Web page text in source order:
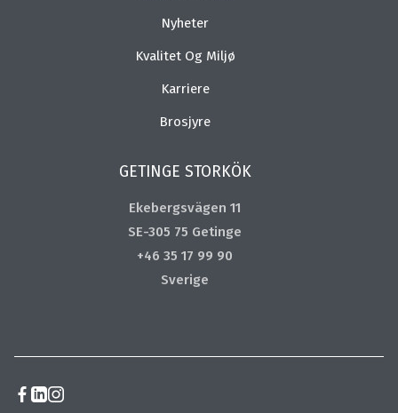
Nyheter
Kvalitet Og Miljø
Karriere
Brosjyre
GETINGE STORKÖK
Ekebergsvägen 11
SE-305 75 Getinge
+46 35 17 99 90
Sverige